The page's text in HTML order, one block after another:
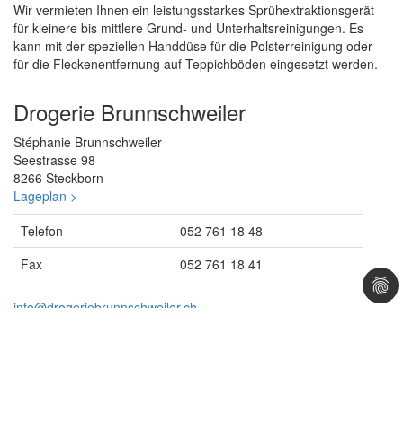
Wir vermieten Ihnen ein leistungsstarkes Sprühextraktionsgerät
für kleinere bis mittlere Grund- und Unterhaltsreinigungen. Es
kann mit der speziellen Handdüse für die Polsterreinigung oder
für die Fleckenentfernung auf Teppichböden eingesetzt werden.
Drogerie Brunnschweiler
Stéphanie Brunnschweiler
Seestrasse 98
8266 Steckborn
Lageplan >
Telefon
052 761 18 48
Fax
052 761 18 41
info@drogeriebrunnschweiler.ch